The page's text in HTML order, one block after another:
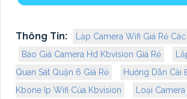
Thông Tin:
Lăp Camera Wifi Giá Rẻ
Báo Giá Camera Hd Kbvision Giá Rẻ
Quan Sát Quận 6 Giá Rẻ
Hướng Dẫn Cài
Kbone Ip Wifi Của Kbvision
Loại